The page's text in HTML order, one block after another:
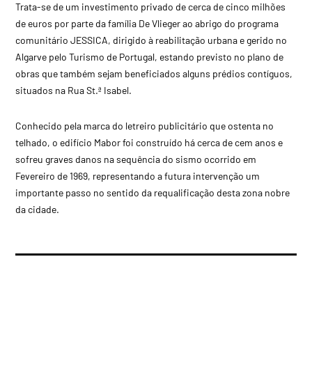
Trata-se de um investimento privado de cerca de cinco milhões
de euros por parte da família De Vlieger ao abrigo do programa
comunitário JESSICA, dirigido à reabilitação urbana e gerido no
Algarve pelo Turismo de Portugal, estando previsto no plano de
obras que também sejam beneficiados alguns prédios contíguos,
situados na Rua St.ª Isabel.
Conhecido pela marca do letreiro publicitário que ostenta no
telhado, o edifício Mabor foi construído há cerca de cem anos e
sofreu graves danos na sequência do sismo ocorrido em
Fevereiro de 1969, representando a futura intervenção um
importante passo no sentido da requalificação desta zona nobre
da cidade.